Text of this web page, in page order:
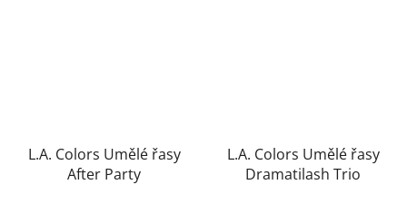
L.A. Colors Umělé řasy
After Party
L.A. Colors Umělé řasy
Dramatilash Trio